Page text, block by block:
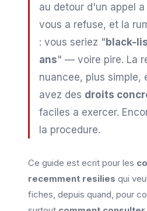
au detour d'un appel
vous a refuse, et la
: vous seriez "black-
ans" — voire pire. La
nuancee, plus simple,
avez des droits
faciles a exercer.
la procedure.
Ce guide est ecrit pour les
recemment resilies qui
fiches, depuis quand, pour